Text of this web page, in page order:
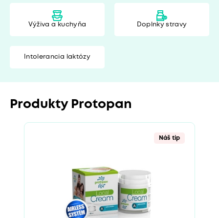
Výživa a kuchyňa Doplnky stravy
Intolerancia laktózy
Produkty Protopan
Náš tip